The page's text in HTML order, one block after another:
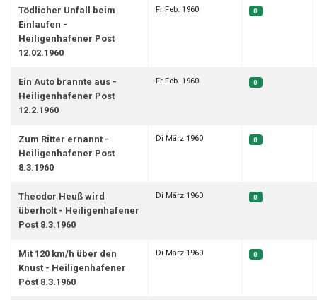
Tödlicher Unfall beim
Einlaufen -
Heiligenhafener Post
12.02.1960
Fr Feb. 1960 0
Ein Auto brannte aus -
Heiligenhafener Post
12.2.1960
Fr Feb. 1960 0
Zum Ritter ernannt -
Heiligenhafener Post
8.3.1960
Di März 1960 0
Theodor Heuß wird
überholt - Heiligenhafener
Post 8.3.1960
Di März 1960 0
Mit 120 km/h über den
Knust - Heiligenhafener
Post 8.3.1960
Di März 1960 0